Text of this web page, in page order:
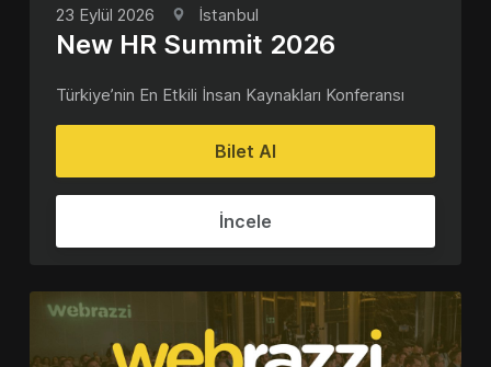
23 Eylül 2026 İstanbul
New HR Summit 2026
Türkiye’nin En Etkili İnsan Kaynakları Konferansı
Bilet Al
İncele